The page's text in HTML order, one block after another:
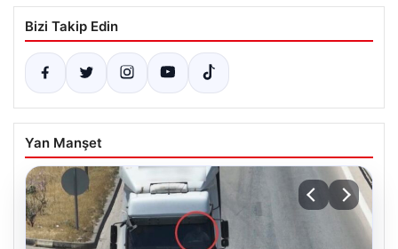
Bizi Takip Edin
Yan Manşet